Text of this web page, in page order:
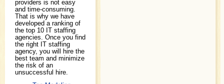
providers is not easy
and time-consuming.
That is why we have
developed a ranking of
the top 10 IT staffing
agencies. Once you find
the right IT staffing
agency, you will hire the
best team and minimize
the risk of an
unsuccessful hire.